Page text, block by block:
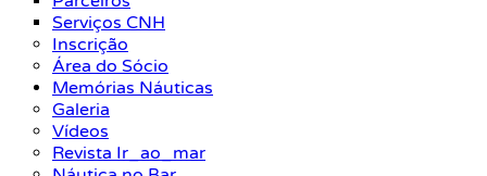
Serviços CNH
Inscrição
Área do Sócio
Memórias Náuticas
Galeria
Vídeos
Revista Ir_ao_mar